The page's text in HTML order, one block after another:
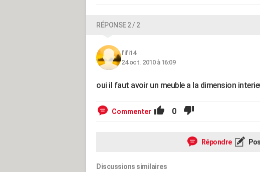
RÉPONSE 2 / 2
fifi14
24 oct. 2010 à 16:09
oui il faut avoir un meuble a la dimension
Commenter 0
Répondre
Discussions similaires